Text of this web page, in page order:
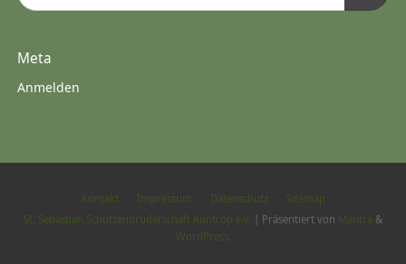
Meta
Anmelden
Kontakt Impressum Datenschutz
Sitemap
St. Sebastian Schützenbruderschaft Küntrop e.V. | Präsentiert von Mantra &
WordPress.